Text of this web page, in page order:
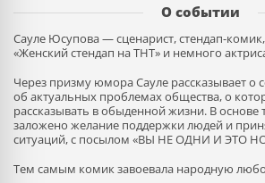
О событии
Сауле Юсупова — сценарист, стендап-
«Женский стендап на ТНТ» и немного
Через призму юмора Сауле рассказывает
об актуальных проблемах общества, о
рассказывать в обыденной жизни. В основе
заложено желание поддержки людей и
ситуаций, с посылом «ВЫ НЕ ОДНИ И ЭТО
Тем самым комик завоевала народную